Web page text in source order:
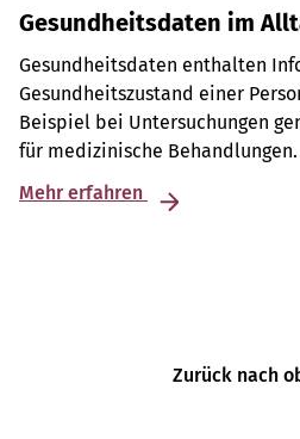
Gesundheitsdaten im
Gesundheitsdaten enthalten
Gesundheitszustand einer
Beispiel bei Untersuchungen
für medizinische Behandlungen.
Mehr erfahren
Zurück nach